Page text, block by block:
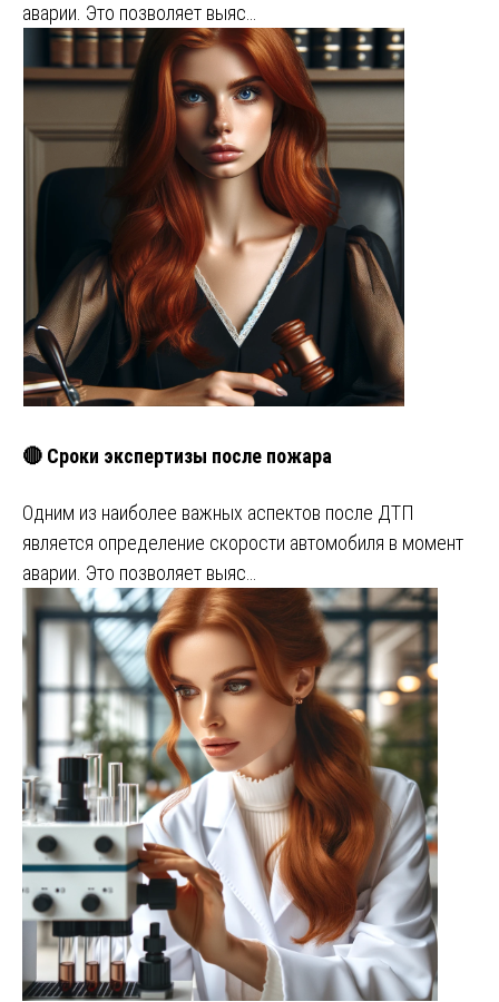
аварии. Это позволяет выяс…
🔴 Сроки экспертизы после пожара
Одним из наиболее важных аспектов после ДТП
является определение скорости автомобиля в момент
аварии. Это позволяет выяс…